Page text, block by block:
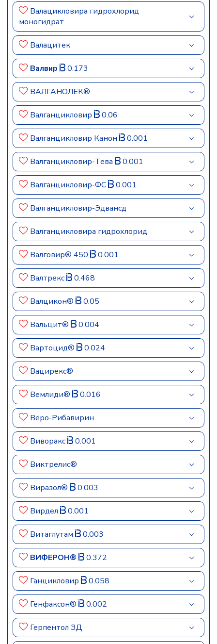
Валацикловира гидрохлорид
моногидрат
Валацитек
Валвир 0.173
ВАЛГАНОЛЕК®
Валганцикловир 0.06
Валганцикловир Канон 0.001
Валганцикловир-Тева 0.001
Валганцикловир-ФС 0.001
Валганцикловир-Эдвансд
Валганцикловира гидрохлорид
Валговир® 450 0.001
Валтрекс 0.468
Валцикон® 0.05
Вальцит® 0.004
Вартоцид® 0.024
Вацирекс®
Вемлиди® 0.016
Веро-Рибавирин
Виворакс 0.001
Виктрелис®
Виразол® 0.003
Вирдел 0.001
Витаглутам 0.003
ВИФЕРОН® 0.372
Ганцикловир 0.058
Генфаксон® 0.002
Герпентол ЗД